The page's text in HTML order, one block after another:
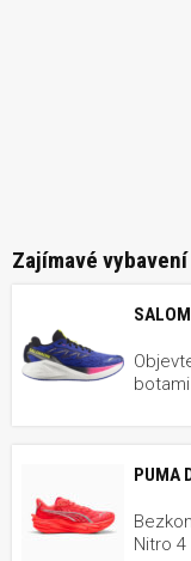
Zajímavé vybavení
botami
PUMA
Nitro